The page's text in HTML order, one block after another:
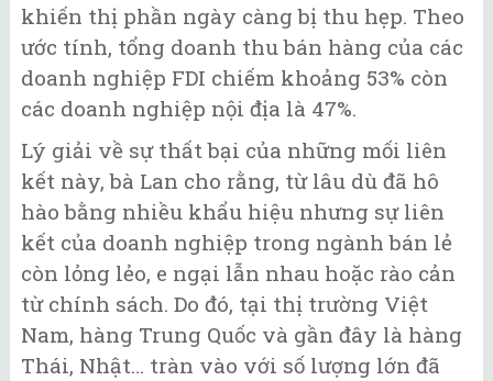
khiến thị phần ngày càng bị thu hẹp. Theo
ước tính, tổng doanh thu bán hàng của các
doanh nghiệp FDI chiếm khoảng 53% còn
các doanh nghiệp nội địa là 47%.
Lý giải về sự thất bại của những mối liên
kết này, bà Lan cho rằng, từ lâu dù đã hô
hào bằng nhiều khẩu hiệu nhưng sự liên
kết của doanh nghiệp trong ngành bán lẻ
còn lỏng lẻo, e ngại lẫn nhau hoặc rào cản
từ chính sách. Do đó, tại thị trường Việt
Nam, hàng Trung Quốc và gần đây là hàng
Thái, Nhật… tràn vào với số lượng lớn đã